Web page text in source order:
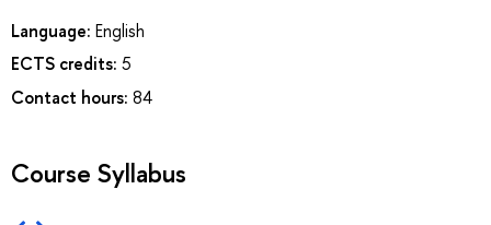
Language: English
ECTS credits: 5
Contact hours: 84
Course Syllabus